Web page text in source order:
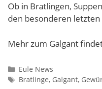
Ob in Bratlingen,
den besonderen
Mehr zum Galgant
Kategorien
Eule News
Schlagwörter
Bratlinge, Galgant,